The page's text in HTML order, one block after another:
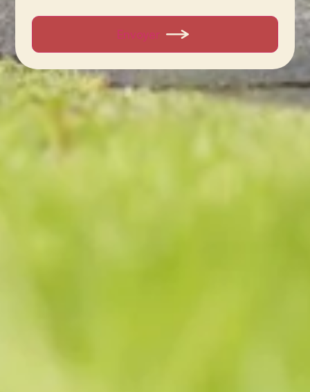
Envoyer